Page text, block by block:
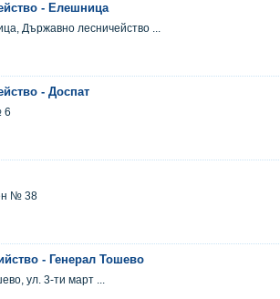
- Елешница
Държавно лесничейство ...
- Доспат
6
№ 38
- Генерал Тошево
ул. 3-ти март ...